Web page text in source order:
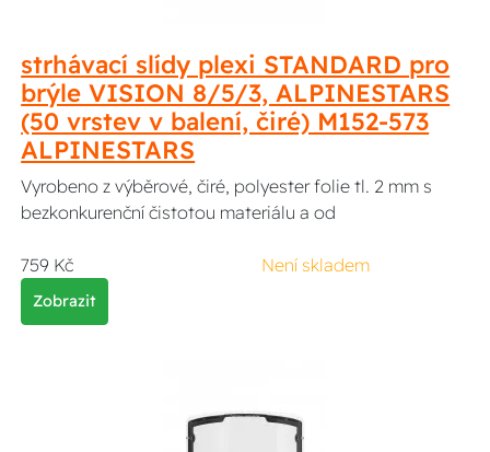
strhávací slídy plexi STANDARD pro
brýle VISION 8/5/3, ALPINESTARS
(50 vrstev v balení, čiré) M152-573
ALPINESTARS
Vyrobeno z výběrové, čiré, polyester folie tl. 2 mm s
bezkonkurenční čistotou materiálu a od
759 Kč Není skladem
Zobrazit